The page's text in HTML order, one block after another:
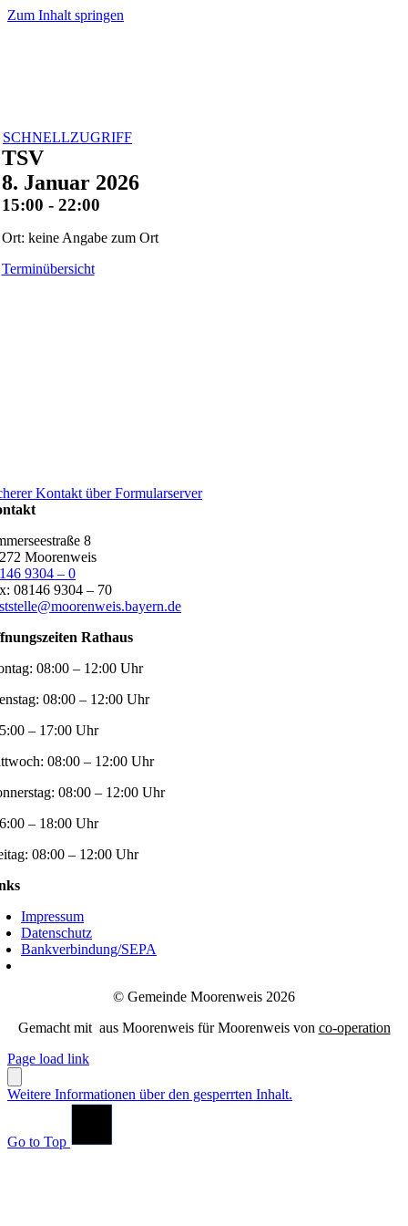
Zum Inhalt springen
SCHNELLZUGRIFF
TSV
8. Januar 2026
15:00 - 22:00
Ort: keine Angabe zum Ort
Terminübersicht
Kontakt über Formularserver
8
Moorenweis
9304 – 0
08146 9304 – 70
Rathaus
08:00 – 12:00 Uhr
08:00 – 12:00 Uhr
– 17:00 Uhr
08:00 – 12:00 Uhr
08:00 – 12:00 Uhr
– 18:00 Uhr
08:00 – 12:00 Uhr
Impressum
Datenschutz
Bankverbindung/SEPA
© Gemeinde Moorenweis 2026
Gemacht mit aus Moorenweis für Moorenweis von co-operation
Page load link
Weitere Informationen über den gesperrten Inhalt.
Go to Top